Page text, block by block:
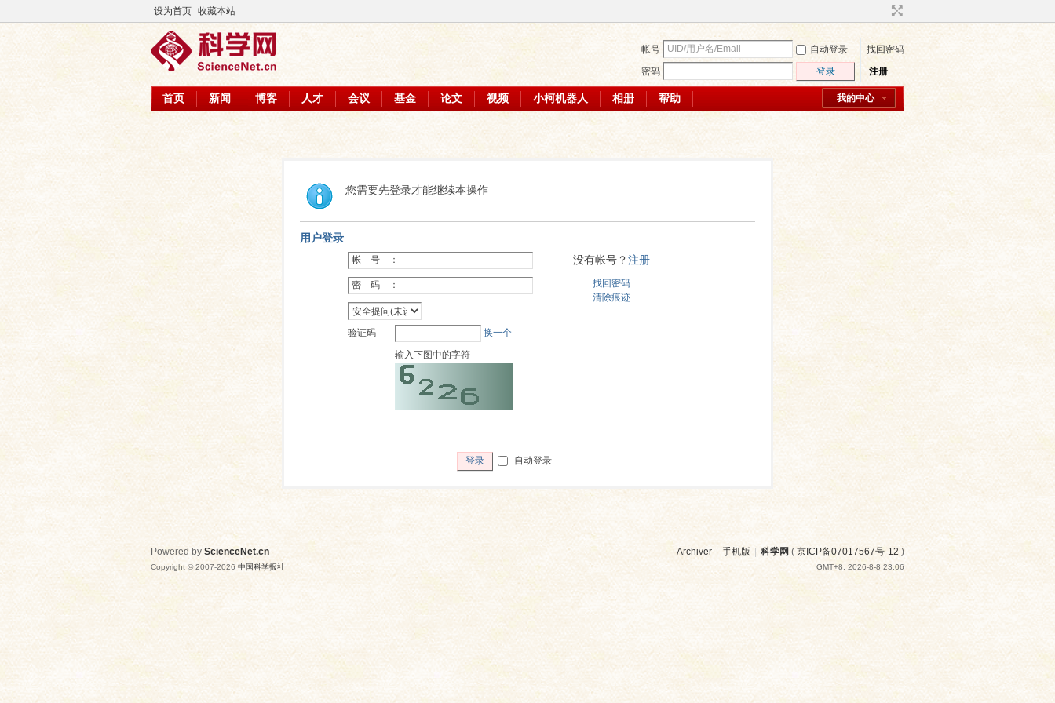
设为首页 收藏本站
帐号 自动登录
找回密码
密码
登录 注册
我的中心
首页 新闻 博客 人才 会议 基金 论文 视频 小柯机器人 相册 帮助
您需要先登录才能继续本操作
用户登录
帐 号 ：
密 码 ：
验证码
换一个
输入下图中的字符
没有帐号？注册
找回密码
清除痕迹
登录 自动登录
Archiver | 手机版 | 科学网 ( 京ICP备07017567号-12 )
GMT+8, 2026-8-8 23:06
Powered by ScienceNet.cn
Copyright © 2007-2026 中国科学报社